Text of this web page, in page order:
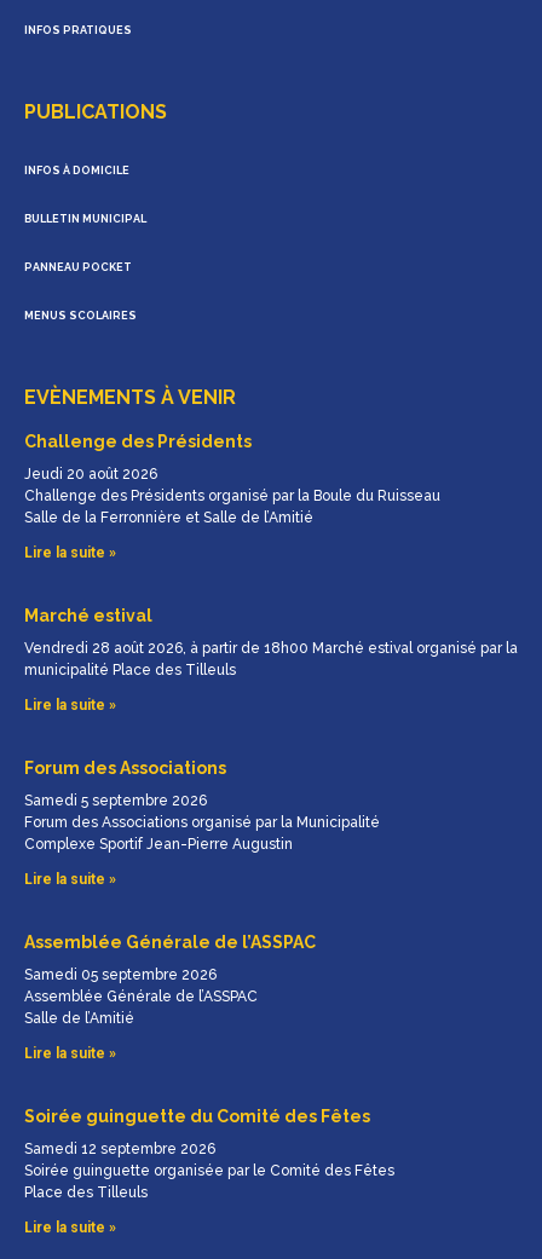
INFOS PRATIQUES
PUBLICATIONS
INFOS À DOMICILE
BULLETIN MUNICIPAL
PANNEAU POCKET
MENUS SCOLAIRES
EVÈNEMENTS À VENIR
Challenge des Présidents
Jeudi 20 août 2026
Challenge des Présidents organisé par la Boule du Ruisseau
Salle de la Ferronnière et Salle de l’Amitié
Lire la suite »
Marché estival
Vendredi 28 août 2026, à partir de 18h00 Marché estival organisé par la
municipalité Place des Tilleuls
Lire la suite »
Forum des Associations
Samedi 5 septembre 2026
Forum des Associations organisé par la Municipalité
Complexe Sportif Jean-Pierre Augustin
Lire la suite »
Assemblée Générale de l’ASSPAC
Samedi 05 septembre 2026
Assemblée Générale de l’ASSPAC
Salle de l’Amitié
Lire la suite »
Soirée guinguette du Comité des Fêtes
Samedi 12 septembre 2026
Soirée guinguette organisée par le Comité des Fêtes
Place des Tilleuls
Lire la suite »